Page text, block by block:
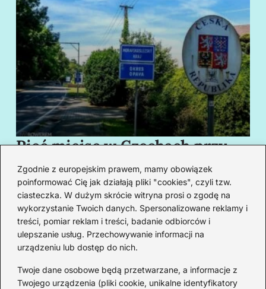
Zgodnie z europejskim prawem, mamy obowiązek
poinformować Cię jak działają pliki "cookies", czyli tzw.
ciasteczka. W dużym skrócie witryna prosi o zgodę na
wykorzystanie Twoich danych. Spersonalizowane reklamy i
treści, pomiar reklam i treści, badanie odbiorców i
ulepszanie usług. Przechowywanie informacji na
urządzeniu lub dostęp do nich.
Twoje dane osobowe będą przetwarzane, a informacje z
Twojego urządzenia (pliki cookie, unikalne identyfikatory
Pięć miejsc w Czechach przy
granicy, które cię oczarują
swoim urokiem
Redakcja
Od lat podróżuję, by poznawać świat z bliska – nie tylko
przez pryzmat zabytków, ale przede wszystkim ludzi,
smaków i codzienności.